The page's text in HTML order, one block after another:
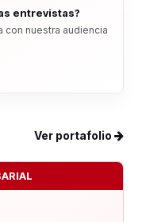
entrevistas?
con nuestra audiencia
Ver portafolio